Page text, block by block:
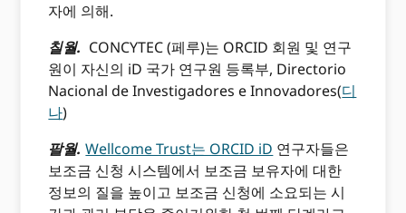
자에 의해.
칠월. CONCYTEC (페루)는 ORCID 회원 및 연구
원이 자신의 iD 국가 연구원 등록부, Directorio
Nacional de Investigadores e Innovadores(디
나)
팔월. Wellcome Trust는 ORCID iD 연구자들은
보조금 신청 시스템에서 보조금 보유자에 대한
정보의 질을 높이고 보조금 신청에 소요되는 시